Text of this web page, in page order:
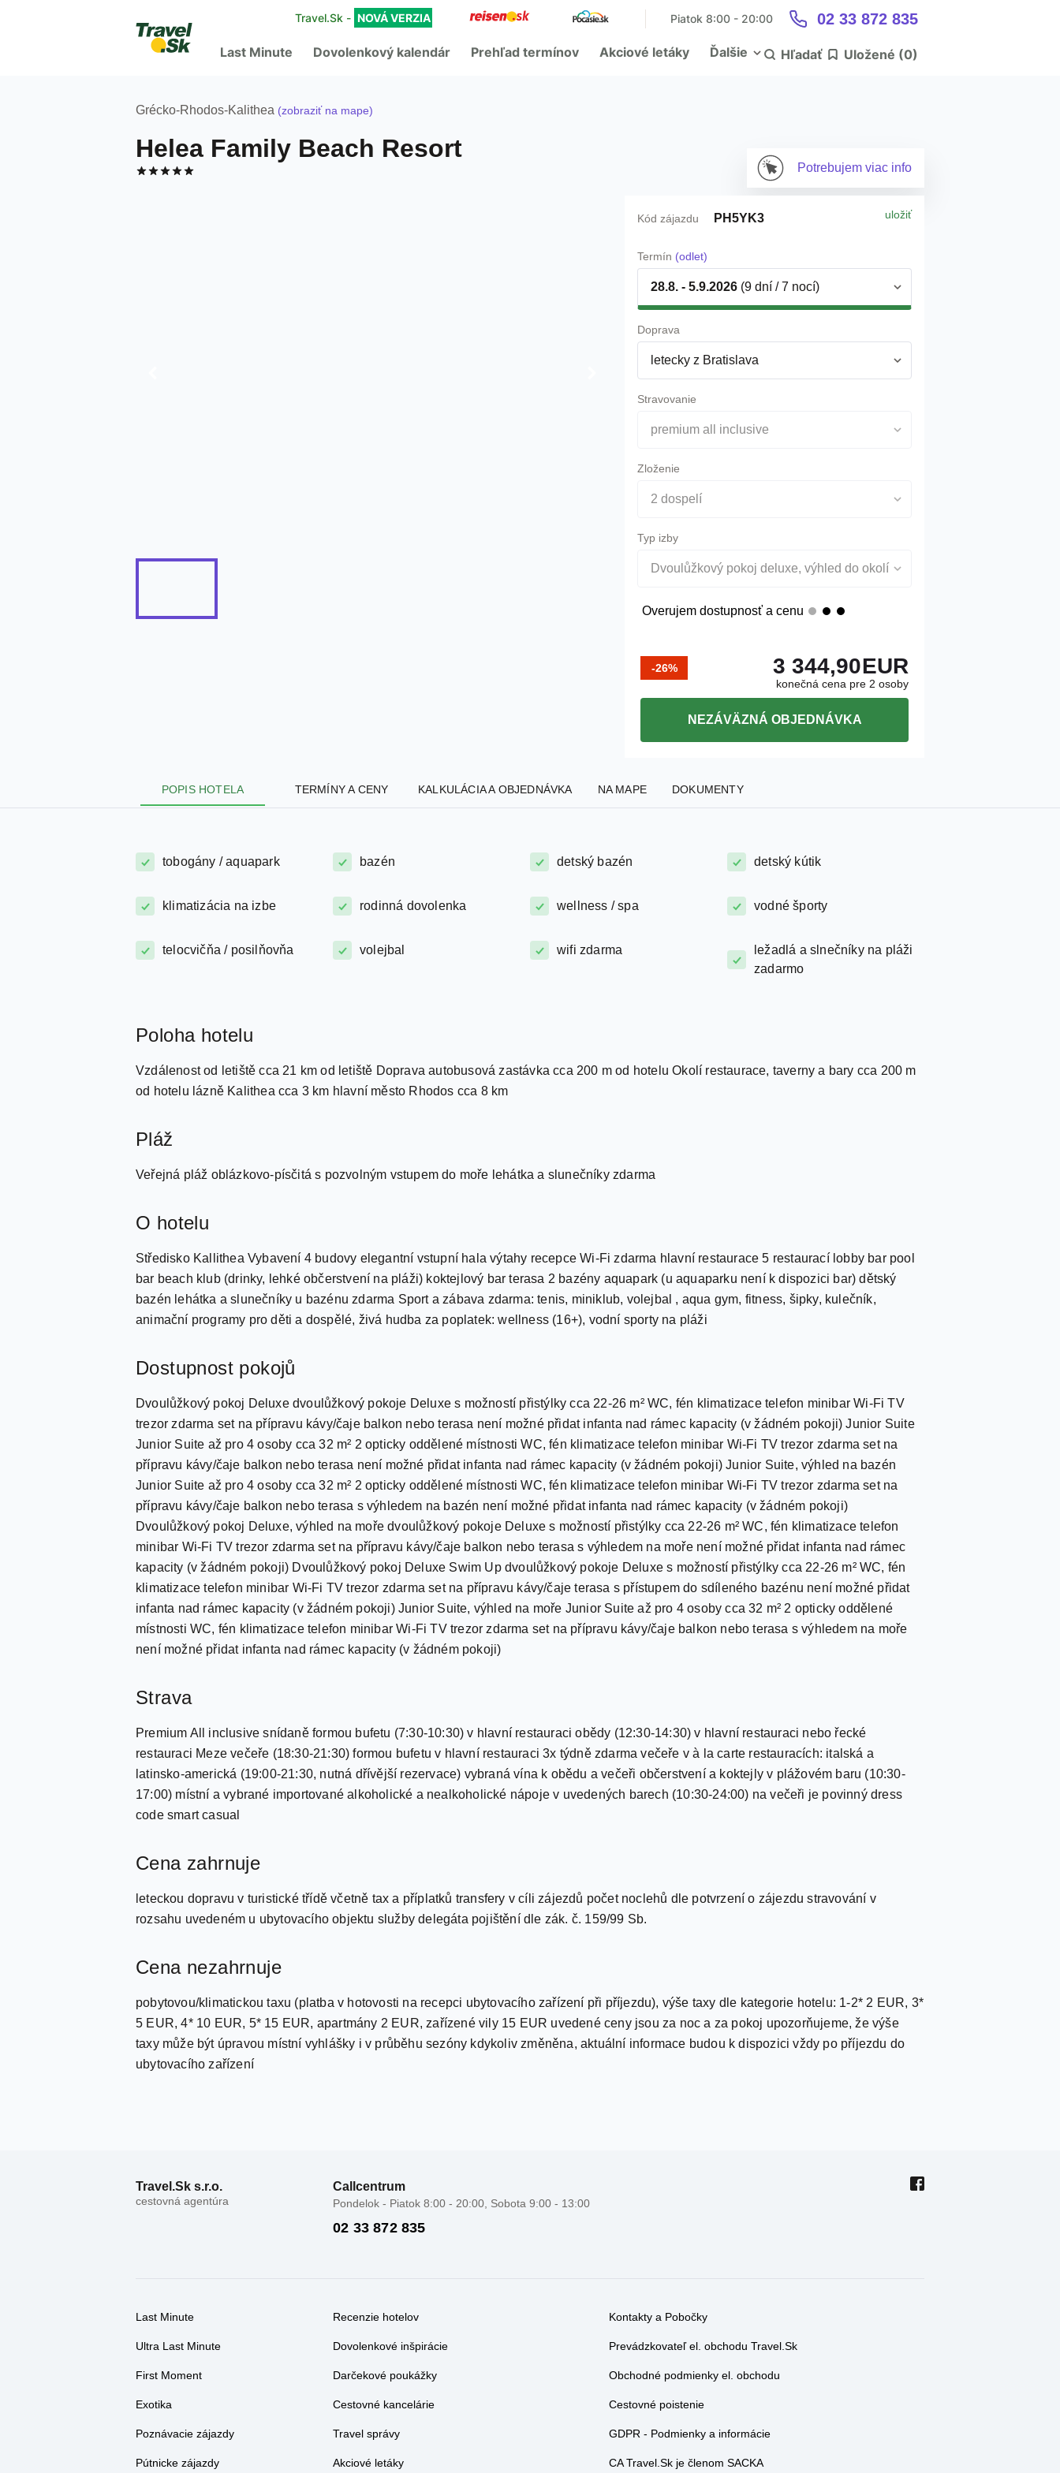
Last Minute Dovolenkový kalendár Prehľad termínov Akciové letáky Ďalšie
Piatok 8:00 - 20:00 02 33 872 835
Travel.Sk - NOVÁ VERZIA
Hľadať Uložené (0)
Grécko-Rhodos-Kalithea (zobraziť na mape)
Helea Family Beach Resort
Potrebujem viac info
uložiť
Kód zájazdu PH5YK3
Termín (odlet)
28.8. - 5.9.2026 (9 dní / 7 nocí)
Doprava
letecky z Bratislava
Stravovanie
premium all inclusive
Zloženie
2 dospelí
Typ izby
Dvoulůžkový pokoj deluxe, výhled do okolí
Overujem dostupnosť a cenu
-26%
konečná cena pre 2 osoby
3 344,90EUR
NEZÁVÄZNÁ OBJEDNÁVKA
POPIS HOTELA TERMÍNY A CENY KALKULÁCIA A OBJEDNÁVKA NA MAPE DOKUMENTY
tobogány / aquapark bazén detský bazén detský kútik
klimatizácia na izbe rodinná dovolenka wellness / spa vodné športy
telocvičňa / posilňovňa volejbal wifi zdarma
ležadlá a slnečníky na pláži
zadarmo
Poloha hotelu
Vzdálenost od letiště cca 21 km od letiště Doprava autobusová zastávka cca 200 m od hotelu Okolí restaurace, taverny a bary cca 200 m
od hotelu lázně Kalithea cca 3 km hlavní město Rhodos cca 8 km
Pláž
Veřejná pláž oblázkovo-písčitá s pozvolným vstupem do moře lehátka a slunečníky zdarma
O hotelu
Středisko Kallithea Vybavení 4 budovy elegantní vstupní hala výtahy recepce Wi-Fi zdarma hlavní restaurace 5 restaurací lobby bar pool
bar beach klub (drinky, lehké občerstvení na pláži) koktejlový bar terasa 2 bazény aquapark (u aquaparku není k dispozici bar) dětský
bazén lehátka a slunečníky u bazénu zdarma Sport a zábava zdarma: tenis, miniklub, volejbal , aqua gym, fitness, šipky, kulečník,
animační programy pro děti a dospělé, živá hudba za poplatek: wellness (16+), vodní sporty na pláži
Dostupnost pokojů
Dvoulůžkový pokoj Deluxe dvoulůžkový pokoje Deluxe s možností přistýlky cca 22-26 m² WC, fén klimatizace telefon minibar Wi-Fi TV
trezor zdarma set na přípravu kávy/čaje balkon nebo terasa není možné přidat infanta nad rámec kapacity (v žádném pokoji) Junior Suite
Junior Suite až pro 4 osoby cca 32 m² 2 opticky oddělené místnosti WC, fén klimatizace telefon minibar Wi-Fi TV trezor zdarma set na
přípravu kávy/čaje balkon nebo terasa není možné přidat infanta nad rámec kapacity (v žádném pokoji) Junior Suite, výhled na bazén
Junior Suite až pro 4 osoby cca 32 m² 2 opticky oddělené místnosti WC, fén klimatizace telefon minibar Wi-Fi TV trezor zdarma set na
přípravu kávy/čaje balkon nebo terasa s výhledem na bazén není možné přidat infanta nad rámec kapacity (v žádném pokoji)
Dvoulůžkový pokoj Deluxe, výhled na moře dvoulůžkový pokoje Deluxe s možností přistýlky cca 22-26 m² WC, fén klimatizace telefon
minibar Wi-Fi TV trezor zdarma set na přípravu kávy/čaje balkon nebo terasa s výhledem na moře není možné přidat infanta nad rámec
kapacity (v žádném pokoji) Dvoulůžkový pokoj Deluxe Swim Up dvoulůžkový pokoje Deluxe s možností přistýlky cca 22-26 m² WC, fén
klimatizace telefon minibar Wi-Fi TV trezor zdarma set na přípravu kávy/čaje terasa s přístupem do sdíleného bazénu není možné přidat
infanta nad rámec kapacity (v žádném pokoji) Junior Suite, výhled na moře Junior Suite až pro 4 osoby cca 32 m² 2 opticky oddělené
místnosti WC, fén klimatizace telefon minibar Wi-Fi TV trezor zdarma set na přípravu kávy/čaje balkon nebo terasa s výhledem na moře
není možné přidat infanta nad rámec kapacity (v žádném pokoji)
Strava
Premium All inclusive snídaně formou bufetu (7:30-10:30) v hlavní restauraci obědy (12:30-14:30) v hlavní restauraci nebo řecké
restauraci Meze večeře (18:30-21:30) formou bufetu v hlavní restauraci 3x týdně zdarma večeře v à la carte restauracích: italská a
latinsko-americká (19:00-21:30, nutná dřívější rezervace) vybraná vína k obědu a večeři občerstvení a koktejly v plážovém baru (10:30-
17:00) místní a vybrané importované alkoholické a nealkoholické nápoje v uvedených barech (10:30-24:00) na večeři je povinný dress
code smart casual
Cena zahrnuje
leteckou dopravu v turistické třídě včetně tax a příplatků transfery v cíli zájezdů počet noclehů dle potvrzení o zájezdu stravování v
rozsahu uvedeném u ubytovacího objektu služby delegáta pojištění dle zák. č. 159/99 Sb.
Cena nezahrnuje
pobytovou/klimatickou taxu (platba v hotovosti na recepci ubytovacího zařízení při příjezdu), výše taxy dle kategorie hotelu: 1-2* 2 EUR, 3*
5 EUR, 4* 10 EUR, 5* 15 EUR, apartmány 2 EUR, zařízené vily 15 EUR uvedené ceny jsou za noc a za pokoj upozorňujeme, že výše
taxy může být úpravou místní vyhlášky i v průběhu sezóny kdykoliv změněna, aktuální informace budou k dispozici vždy po příjezdu do
ubytovacího zařízení
Travel.Sk s.r.o.
cestovná agentúra
Callcentrum
Pondelok - Piatok 8:00 - 20:00, Sobota 9:00 - 13:00
02 33 872 835
Last Minute
Ultra Last Minute
First Moment
Exotika
Poznávacie zájazdy
Pútnicke zájazdy
Recenzie hotelov
Dovolenkové inšpirácie
Darčekové poukážky
Cestovné kancelárie
Travel správy
Akciové letáky
Kontakty a Pobočky
Prevádzkovateľ el. obchodu Travel.Sk
Obchodné podmienky el. obchodu
Cestovné poistenie
GDPR - Podmienky a informácie
CA Travel.Sk je členom SACKA